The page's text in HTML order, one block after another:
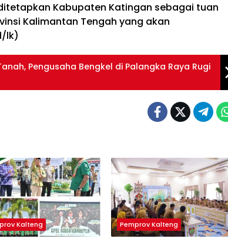
Kabupaten Katingan sebagai tuan
Kalimantan Tengah yang akan
lk)
Pengusaha Bengkel di Palangka Raya Rugi
Kalteng Pemprov Kalteng